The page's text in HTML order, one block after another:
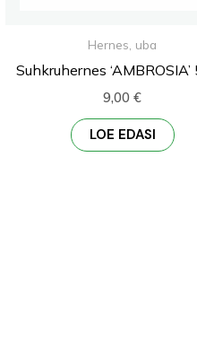
Hernes, uba
Suhkruhernes
9,00 €
LOE EDASI